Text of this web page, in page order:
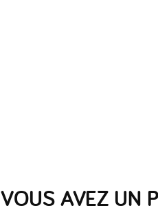
VOUS AVEZ UN